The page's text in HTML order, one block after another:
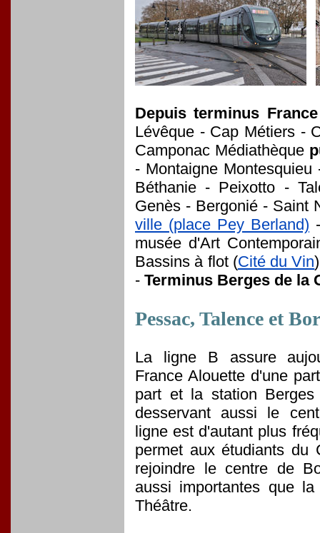
Depuis terminus
Lévêque - Cap Métiers -
Camponac Médiathèque
- Montaigne
Béthanie - Peixotto -
Genès - Bergonié - Saint
ville (place Pey Berland)
musée d'Art
Bassins à flot (Cité du Vin
- Terminus Berges de la
Pessac, Talence et
La ligne B assure
France Alouette d'une
part et la station
desservant aussi le
ligne est d'autant plus
permet aux étudiants du
rejoindre le centre de
aussi importantes que
Théâtre.